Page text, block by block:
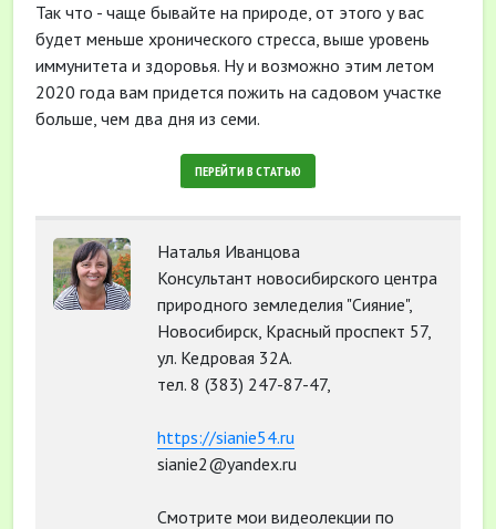
Так что - чаще бывайте на природе, от этого у вас
будет меньше хронического стресса, выше уровень
иммунитета и здоровья. Ну и возможно этим летом
2020 года вам придется пожить на садовом участке
больше, чем два дня из семи.
ПЕРЕЙТИ В СТАТЬЮ
Наталья Иванцова
Консультант новосибирского центра
природного земледелия "Сияние",
Новосибирск, Красный проспект 57,
ул. Кедровая 32А.
тел. 8 (383) 247-87-47,
https://sianie54.ru
sianie2@yandex.ru
Смотрите мои видеолекции по